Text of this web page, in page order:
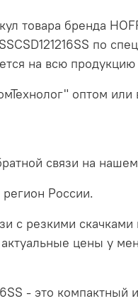
товара бренда
по
на всю
оптом
связи на
России.
с резкими
цены у
- это